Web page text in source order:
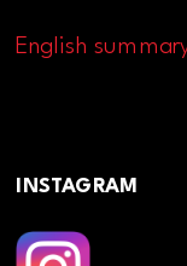
English
INSTAGRAM